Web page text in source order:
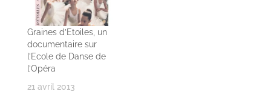
Graines d’Etoiles, un
documentaire sur
l’Ecole de Danse de
l’Opéra
21 avril 2013